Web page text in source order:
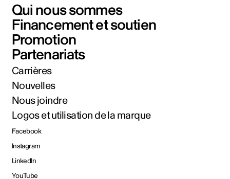
Qui nous sommes
Financement et soutien
Promotion
Partenariats
Carrières
Nouvelles
Nous joindre
Logos et utilisation de la marque
Facebook
Instagram
LinkedIn
YouTube